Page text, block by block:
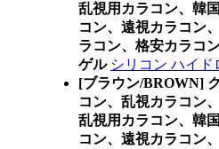
乱視用カラコン、韓
コン、遠視カラコン
ラコン、格安カラコ
ゲル シリコン ハイド
[ブラウン/BROWN]
コン、乱視カラコン
乱視用カラコン、韓
コン、遠視カラコン